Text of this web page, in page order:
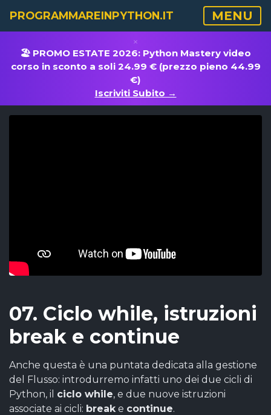
PROGRAMMAREINPYTHON.IT MENU
×
🏖️ PROMO ESTATE 2026: Python Mastery video
corso in sconto a soli 24.99 € (prezzo pieno 44.99
€)
Iscriviti Subito →
07. Ciclo while, istruzioni
break e continue
Anche questa è una puntata dedicata alla gestione
del Flusso: introdurremo infatti uno dei due cicli di
Python, il ciclo while, e due nuove istruzioni
associate ai cicli: breake continue.